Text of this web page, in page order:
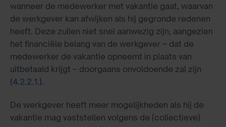
wanneer de medewerker met vakantie gaat, waarvan
de werkgever kan afwijken als hij gegronde redenen
heeft. Deze zullen niet snel aanwezig zijn, aangezien
het financiële belang van de werkgever – dat de
medewerker de vakantie opneemt in plaats van
uitbetaald krijgt – doorgaans onvoldoende zal zijn
(4.2.2.1.).
De werkgever heeft meer mogelijkheden als hij de
vakantie mag vaststellen volgens de (collectieve)